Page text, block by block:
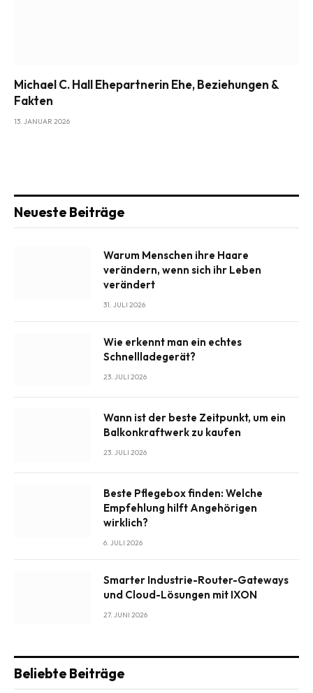
Michael C. Hall Ehepartnerin Ehe, Beziehungen &
Fakten
13. JANUAR 2026
Neueste Beiträge
Warum Menschen ihre Haare
verändern, wenn sich ihr Leben
verändert
31. JULI 2026
Wie erkennt man ein echtes
Schnellladegerät?
23. JULI 2026
Wann ist der beste Zeitpunkt, um ein
Balkonkraftwerk zu kaufen
23. JULI 2026
Beste Pflegebox finden: Welche
Empfehlung hilft Angehörigen
wirklich?
6. JULI 2026
Smarter Industrie-Router-Gateways
und Cloud-Lösungen mit IXON
27. JUNI 2026
Beliebte Beiträge